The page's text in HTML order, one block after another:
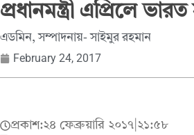
প্রধানমন্ত্রী এপ্রিলে
এডমিন, সম্পাদনায়- সাইমুর রহমান
February 24, 2017
প্রকাশ:২৪ ফেব্রুয়ারি ২০১৭ ২১:৫৮